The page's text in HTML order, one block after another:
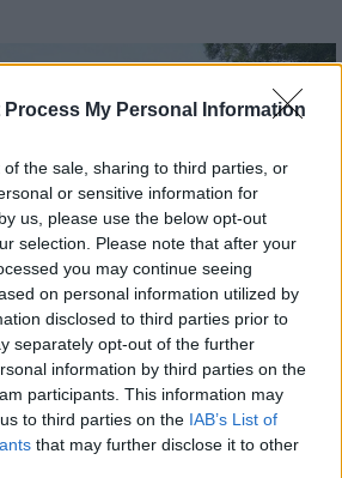
Process My Personal Information
the sale, sharing to third parties, or
or sensitive information for
us, please use the below opt-out
selection. Please note that after your
you may continue seeing
on personal information utilized by
disclosed to third parties prior to
separately opt-out of the further
information by third parties on the
participants. This information may
to third parties on the IAB’s List of
that may further disclose it to other
hatása a környezetre, hogy a
felmelegíti